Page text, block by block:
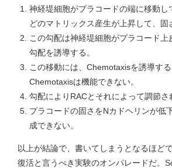
神経堤細胞がプラコードの端に移動
どのマトリックス産生が上昇して、
この勾配は神経堤細胞がプラコード
勾配を誘導する。
この移動には、Chemotaxisを誘導す
Chemotaxisは機能できない。
勾配によりRACとそれによって調節
プラコードの固さをNカドヘリンが低
成できない。
以上が結論で、書いてしまうとなるほど
復活と言うべき実験のオンパレードだ。